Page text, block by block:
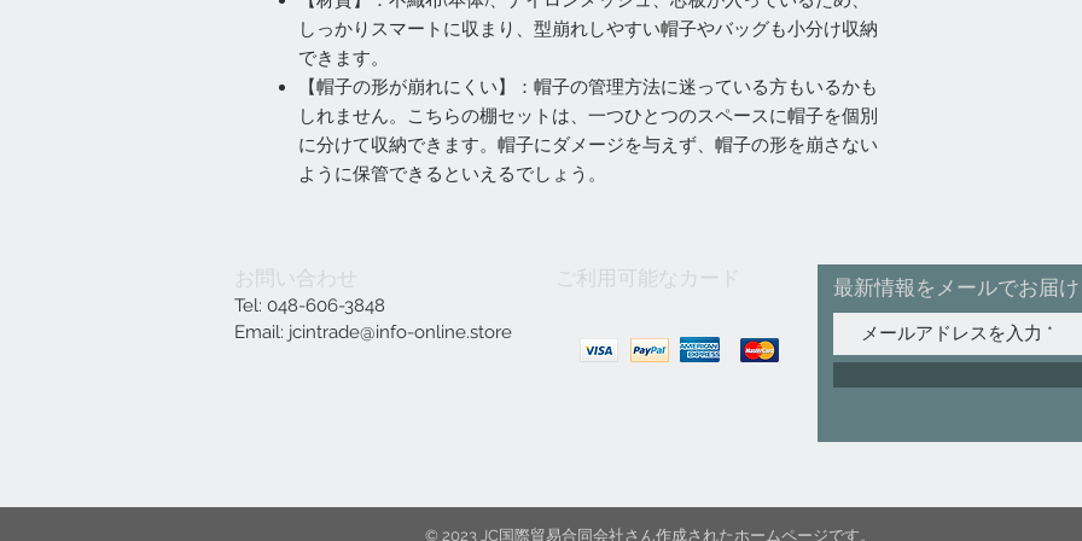
しっかりスマートに収まり、型崩れしやすい帽子やバッグも小分け収納
できます。
【帽子の形が崩れにくい】：帽子の管理方法に迷っている方もいるかも
しれません。こちらの棚セットは、一つひとつのスペースに帽子を個別
に分けて収納できます。帽子にダメージを与えず、帽子の形を崩さない
ように保管できるといえるでしょう。
お問い合わせ
Tel: 048-606-3848
Email: jcintrade@info-online.store
ご利用可能なカード 最新情報をメールでお届
© 2023 JC国際貿易合同会社さん作成されたホームページです。